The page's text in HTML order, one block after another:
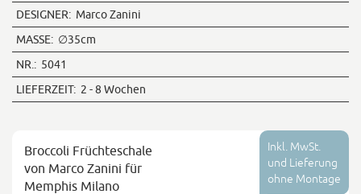
DESIGNER: Marco Zanini
MASSE: ∅35cm
NR.: 5041
LIEFERZEIT: 2 - 8 Wochen
Inkl. MwSt.
und Lieferung
ohne Montage
Broccoli Früchteschale
von Marco Zanini für
Memphis Milano